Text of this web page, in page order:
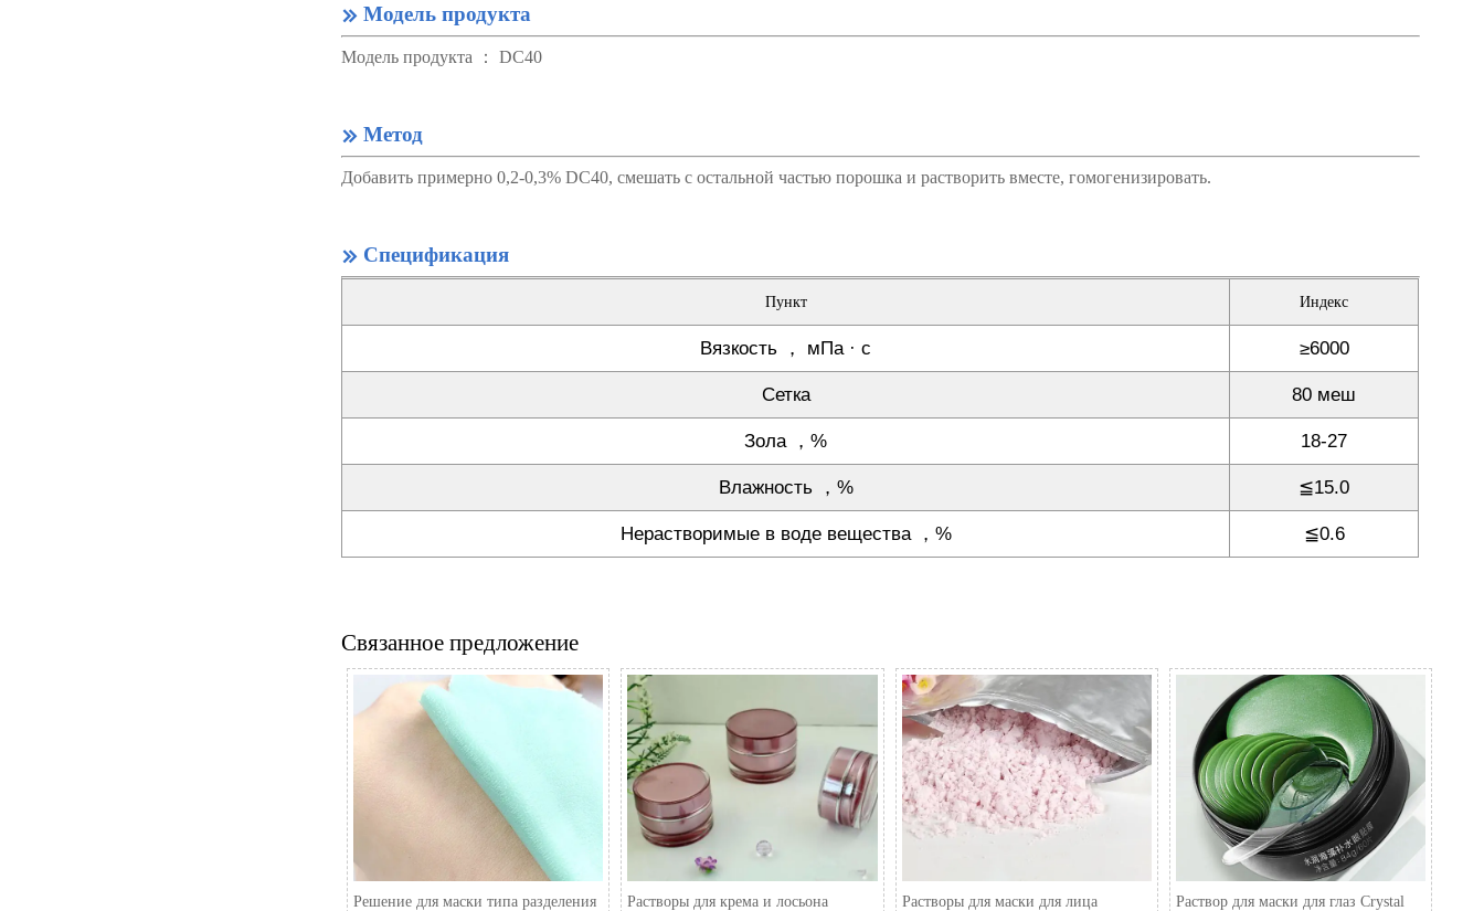
 Модель продукта
Модель продукта ： DC40
 Метод
Добавить примерно 0,2-0,3% DC40, смешать с остальной частью порошка и растворить вместе, гомогенизировать.
 Спецификация
Пункт Индекс
Вязкость ， мПа · с ≥6000
Сетка 80 меш
Зола ，% 18-27
Влажность ，% ≦15.0
Нерастворимые в воде вещества ，% ≦0.6
Связанное предложение
Решение для маски типа разделения Растворы для крема и лосьона Растворы для маски для лица
Раствор для маски для глаз Crystal